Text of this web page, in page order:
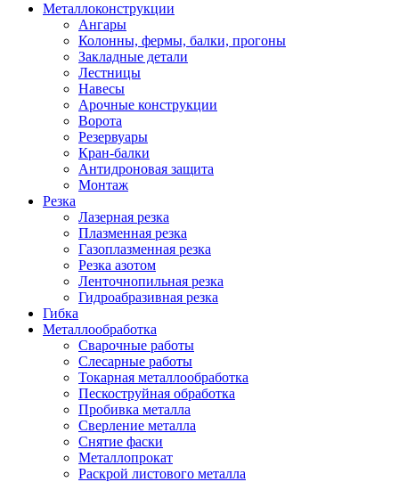
Металлоконструкции
Ангары
Колонны, фермы, балки, прогоны
Закладные детали
Лестницы
Навесы
Арочные конструкции
Ворота
Резервуары
Кран-балки
Антидроновая защита
Монтаж
Резка
Лазерная резка
Плазменная резка
Газоплазменная резка
Резка азотом
Ленточнопильная резка
Гидроабразивная резка
Гибка
Металлообработка
Сварочные работы
Слесарные работы
Токарная металлообработка
Пескоструйная обработка
Пробивка металла
Сверление металла
Снятие фаски
Металлопрокат
Раскрой листового металла